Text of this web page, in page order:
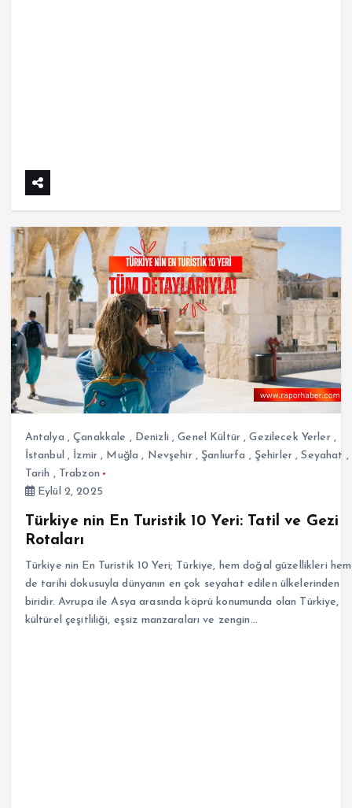
Antalya ,Çanakkale , Denizli ,Genel Kültür,Gezilecek Yerler,
İstanbul , İzmir, Muğla , Nevşehir, Şanlıurfa , Şehirler ,Seyahat ,
Tarih , Trabzon
Eylül 2, 2025
Türkiye nin En Turistik 10 Yeri: Tatil ve Gezi
Rotaları
Türkiye nin En Turistik 10 Yeri; Türkiye, hem doğal güzellikleri hem
de tarihi dokusuyla dünyanın en çok seyahat edilen ülkelerinden
biridir. Avrupa ile Asya arasında köprü konumunda olan Türkiye,
kültürel çeşitliliği, eşsiz manzaraları ve zengin…